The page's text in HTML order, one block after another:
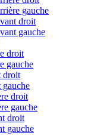
gauche
droit
gauche
droit
gauche
droit
droit
gauche
droit
gauche